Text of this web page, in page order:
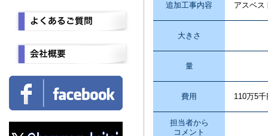
追加工事内容 アスベス
大きさ
量
費用 110万5千
担当者から
コメント